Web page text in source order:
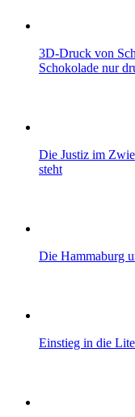
3D-Druck von
Schokolade nur
Die Justiz im
steht
Die Hammaburg
Einstieg in die